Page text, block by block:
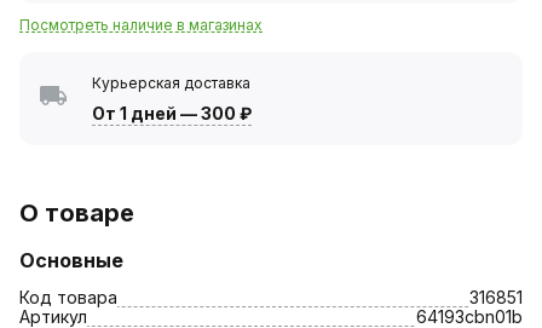
Посмотреть наличие в магазинах
Курьерская доставка
От 1 дней —300 ₽
О товаре
Основные
Код товара
316851
Артикул
64193cbn01b